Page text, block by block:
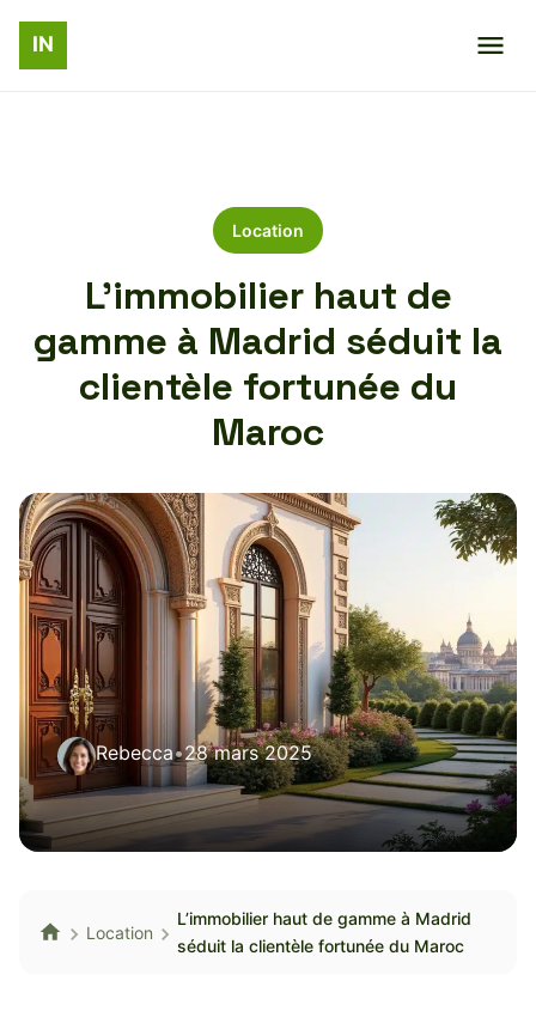
Location
L’immobilier haut de
gamme à Madrid séduit la
clientèle fortunée du
Maroc
Rebecca•28 mars 2025
Location
L’immobilier haut de gamme à Madrid
séduit la clientèle fortunée du Maroc